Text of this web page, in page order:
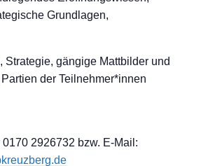
Grundlagen,
Strategie, gängige Mattbilder und
der Teilnehmer*innen
0170 2926732 bzw. E-Mail:
kreuzberg.de